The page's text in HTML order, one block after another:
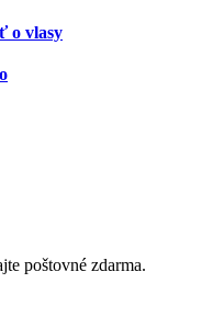
o vlasy
poštovné zdarma.